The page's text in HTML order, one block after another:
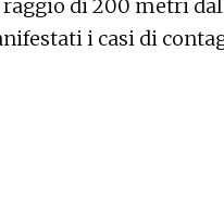
di 200 metri
i casi di